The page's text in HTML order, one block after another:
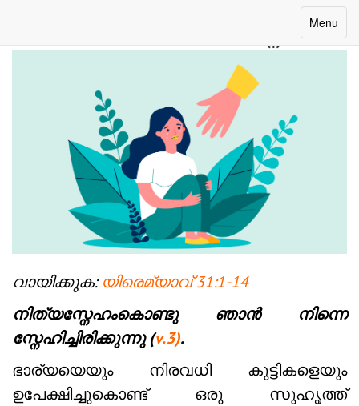
Toggle
Menu
ദിവസം 4: ശാശ്വത സ്നേഹം
വായിക്കുക:യിരെമ്യാവ് 31:1-14
നിത്യസ്നേഹംകൊണ്ടു ഞാൻ നിന്നെ
സ്നേഹിച്ചിരിക്കുന്നു (v.3).
ഭാര്യയെയും നിരവധി കുട്ടികളെയും
ഉപേക്ഷിച്ചുകൊണ്ട് ഒരു സുഹൃത്ത്